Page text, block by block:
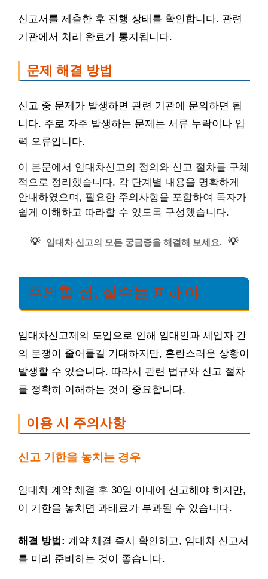
신고서를 제출한 후 진행 상태를 확인합니다. 관련
기관에서 처리 완료가 통지됩니다.
문제 해결 방법
신고 중 문제가 발생하면 관련 기관에 문의하면 됩
니다. 주로 자주 발생하는 문제는 서류 누락이나 입
력 오류입니다.
이 본문에서 임대차신고의 정의와 신고 절차를 구체
적으로 정리했습니다. 각 단계별 내용을 명확하게
안내하였으며, 필요한 주의사항을 포함하여 독자가
쉽게 이해하고 따라할 수 있도록 구성했습니다.
💡 임대차 신고의 모든 궁금증을 해결해 보세요. 💡
주의할 점, 실수는 피해야
임대차신고제의 도입으로 인해 임대인과 세입자 간
의 분쟁이 줄어들길 기대하지만, 혼란스러운 상황이
발생할 수 있습니다. 따라서 관련 법규와 신고 절차
를 정확히 이해하는 것이 중요합니다.
이용 시 주의사항
신고 기한을 놓치는 경우
임대차 계약 체결 후 30일 이내에 신고해야 하지만,
이 기한을 놓치면 과태료가 부과될 수 있습니다.
해결 방법: 계약 체결 즉시 확인하고, 임대차 신고서
를 미리 준비하는 것이 좋습니다.